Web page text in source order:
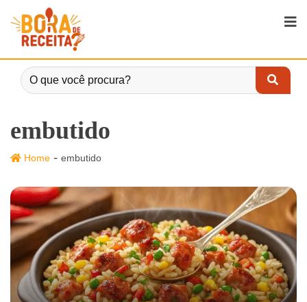
embutido
Home - embutido